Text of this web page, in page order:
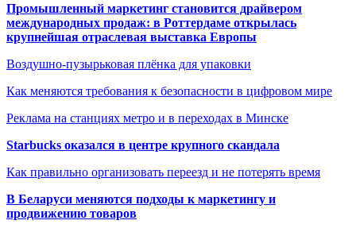
Промышленный маркетинг становится драйвером
международных продаж: в Роттердаме открылась
крупнейшая отраслевая выставка Европы
Воздушно-пузырьковая плёнка для упаковки
Как меняются требования к безопасности в цифровом мире
Реклама на станциях метро и в переходах в Минске
Starbucks оказался в центре крупного скандала
Как правильно организовать переезд и не потерять время
В Беларуси меняются подходы к маркетингу и
продвижению товаров